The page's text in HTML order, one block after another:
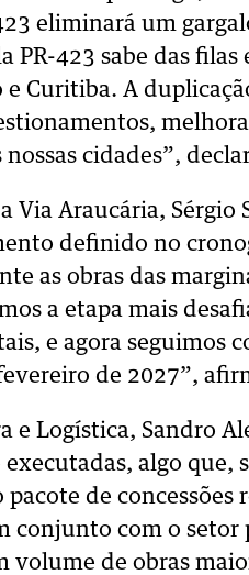
eliminará um
PR-423 sabe das filas
Curitiba. A
cidades”,
Via Araucária, Sérgio
definido no
as obras das
a etapa mais
e agora seguimos
de 2027”,
e Logística, Sandro
algo que,
de concessões
conjunto com o
volume de obras